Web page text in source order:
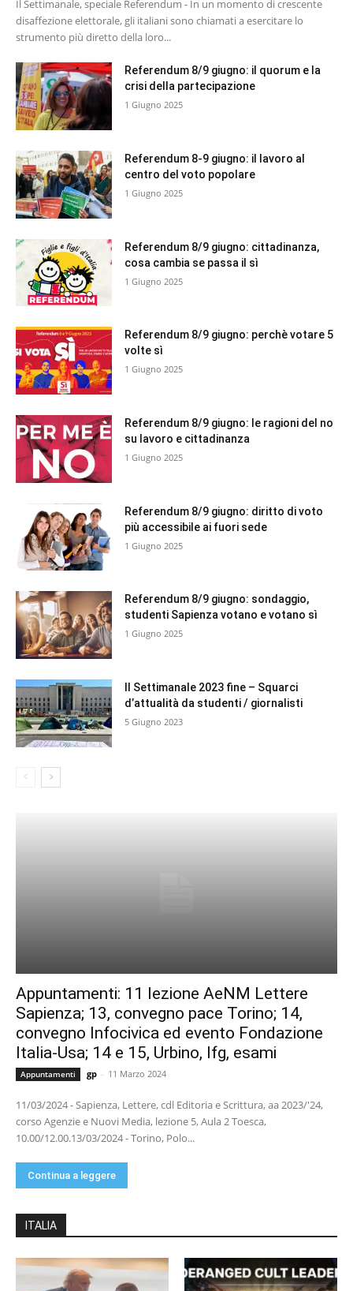
Il Settimanale, speciale Referendum - In un momento di crescente
disaffezione elettorale, gli italiani sono chiamati a esercitare lo
strumento più diretto della loro...
Referendum 8/9 giugno: il quorum e la
crisi della partecipazione
1 Giugno 2025
Referendum 8-9 giugno: il lavoro al
centro del voto popolare
1 Giugno 2025
Referendum 8/9 giugno: cittadinanza,
cosa cambia se passa il sì
1 Giugno 2025
Referendum 8/9 giugno: perchè votare 5
volte sì
1 Giugno 2025
Referendum 8/9 giugno: le ragioni del no
su lavoro e cittadinanza
1 Giugno 2025
Referendum 8/9 giugno: diritto di voto
più accessibile ai fuori sede
1 Giugno 2025
Referendum 8/9 giugno: sondaggio,
studenti Sapienza votano e votano sì
1 Giugno 2025
Il Settimanale 2023 fine – Squarci
d’attualità da studenti / giornalisti
5 Giugno 2023
Appuntamenti: 11 lezione AeNM Lettere
Sapienza; 13, convegno pace Torino; 14,
convegno Infocivica ed evento Fondazione
Italia-Usa; 14 e 15, Urbino, Ifg, esami
Appuntamenti gp - 11 Marzo 2024
11/03/2024 - Sapienza, Lettere, cdl Editoria e Scrittura, aa 2023/'24,
corso Agenzie e Nuovi Media, lezione 5, Aula 2 Toesca,
10.00/12.00.13/03/2024 - Torino, Polo...
Continua a leggere
ITALIA